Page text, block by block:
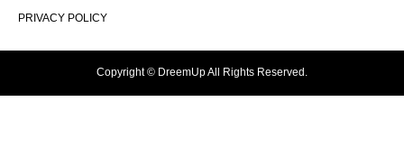
PRIVACY POLICY
Copyright © DreemUp All Rights Reserved.